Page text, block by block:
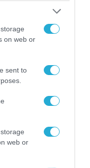
on web or
sent to
web or
τον
– Ο λόγος της